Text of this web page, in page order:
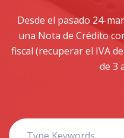
Desde el pasado 24-
una Nota de Crédito
fiscal (recuperar el IVA
de 3